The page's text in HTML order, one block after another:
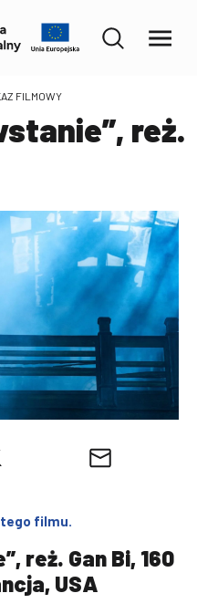
FILMOWY
reż.
filmu.
reż. Gan Bi, 160
USA